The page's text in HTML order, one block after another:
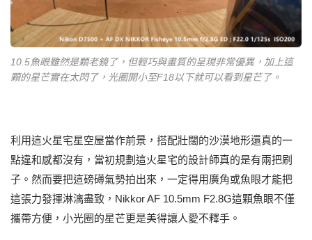
10.5魚眼雖然是顆老鏡了，但輕巧與畫質的呈現非常優異，加上這
顆的星芒實在太閃了，光圈開小至F18以下就可以看到星芒了。
利用這火星宅星空屋當作前景，搭配壯闊的沙漠地形還真的一
點違和感都沒有，當初規劃這火星宅的設計師真的是有兩把刷
子。然而要把這磅礡氣勢拍出來，一定得用廣角或魚眼才能把
這張力發揮淋漓盡致，Nikkor AF 10.5mm F2.8G這顆魚眼不僅
攜帶方便，小光圈的星芒更是美得讓人愛不釋手。